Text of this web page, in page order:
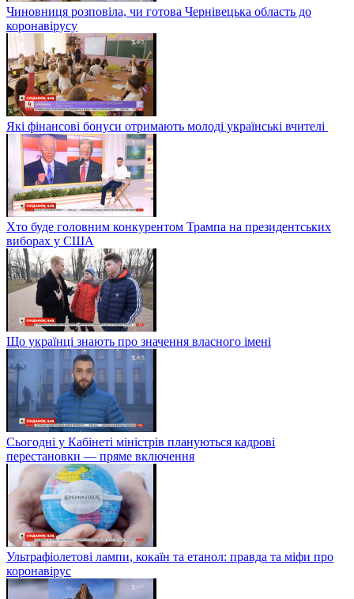
Чиновниця розповіла, чи готова Чернівецька область до
коронавірусу
Які фінансові бонуси отримають молоді українські вчителі
Хто буде головним конкурентом Трампа на президентських
виборах у США
Що українці знають про значення власного імені
Сьогодні у Кабінеті міністрів плануються кадрові
перестановки — пряме включення
Ультрафіолетові лампи, кокаїн та етанол: правда та міфи про
коронавірус